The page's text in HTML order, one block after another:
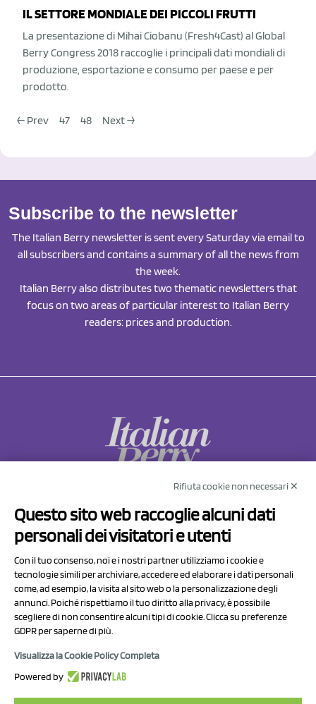
IL SETTORE MONDIALE DEI PICCOLI FRUTTI
La presentazione di Mihai Ciobanu (Fresh4Cast) al Global
Berry Congress 2018 raccoglie i principali dati mondiali di
produzione, esportazione e consumo per paese e per
prodotto.
← Prev 47 48 Next →
Subscribe to the newsletter
The Italian Berry newsletter is sent every Saturday via email to
all subscribers and contains a summary of all the news from
the week.
Italian Berry also distributes two thematic newsletters that
focus on two areas of particular interest to Italian Berry
readers: prices and production.
Via Prov.le Sassuolo Vignola 315/1
41057 Spilamberto (MO)
P.I/C.F. 01041460369
REA: MO 208553
Capitale sociale Euro 50.000,00 i.v.
Rifiuta cookie non necessari ✕
Questo sito web raccoglie alcuni dati
personali dei visitatori e utenti
Con il tuo consenso, noi e i nostri partner utilizziamo i cookie e
tecnologie simili per archiviare, accedere ed elaborare i dati personali
come, ad esempio, la visita al sito web o la personalizzazione degli
annunci. Poiché rispettiamo il tuo diritto alla privacy, è possibile
scegliere di non consentire alcuni tipi di cookie. Clicca su preferenze
GDPR per saperne di più.
Visualizza la Cookie Policy Completa
Powered by